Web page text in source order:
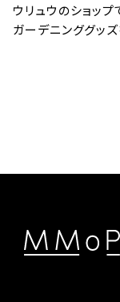
ウリュウのショッ
ガーデニンググッ